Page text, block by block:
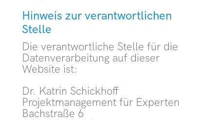
Hinweis zur verantwortlichen
Stelle
Die verantwortliche Stelle für die
Datenverarbeitung auf dieser
Website ist:
Dr. Katrin Schickhoff
Projektmanagement für Experten
Bachstraße 6